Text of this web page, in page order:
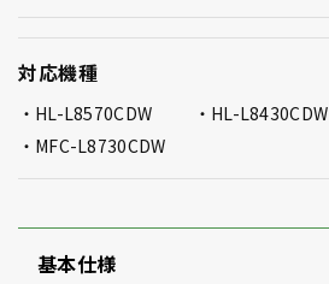
対応機種
HL-L8570CDW HL-L8430CDW
MFC-L8730CDW
基本仕様